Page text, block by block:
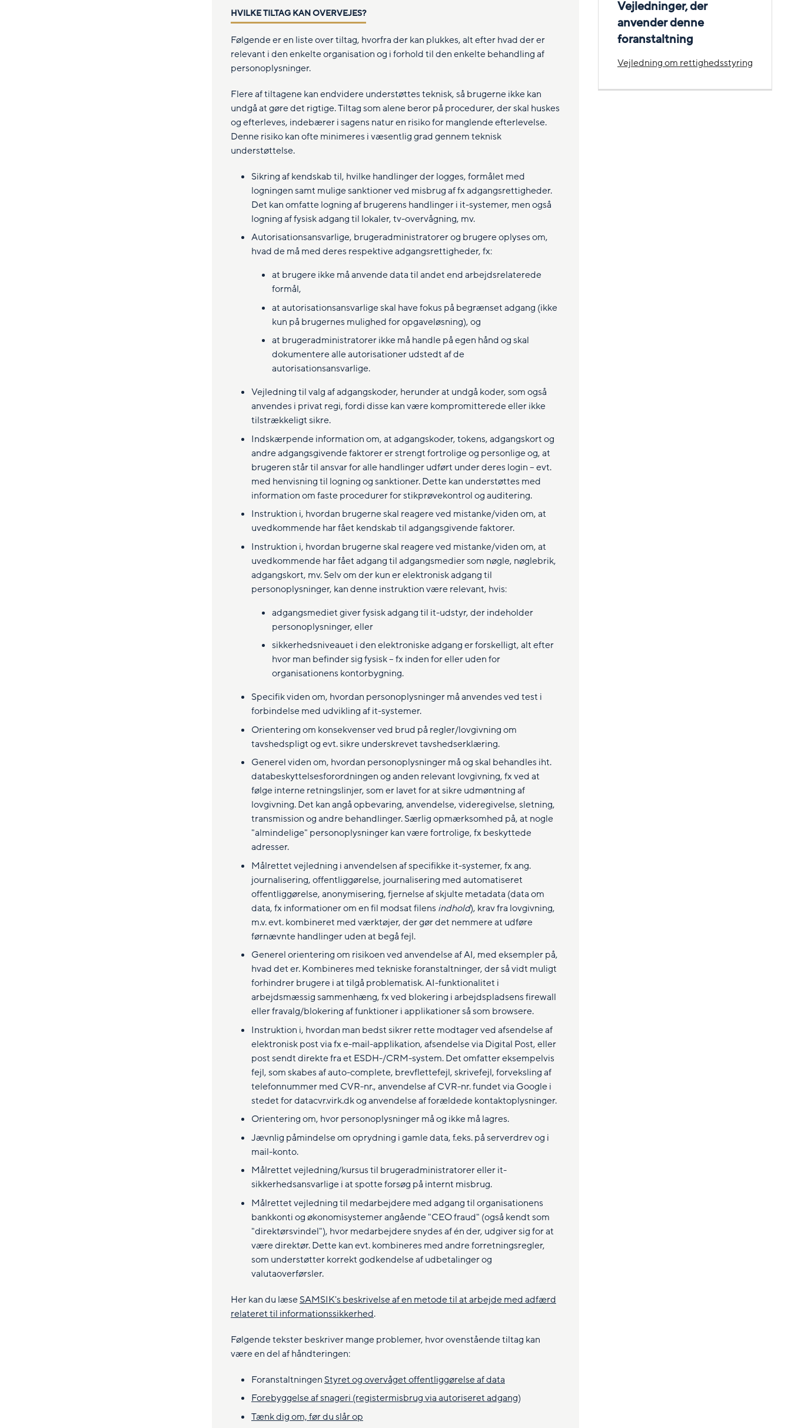
HVILKE TILTAG KAN OVERVEJES?
Følgende er en liste over tiltag, hvorfra der kan plukkes, alt efter hvad der er
relevant i den enkelte organisation og i forhold til den enkelte behandling af
personoplysninger.
Flere af tiltagene kan endvidere understøttes teknisk, så brugerne ikke kan
undgå at gøre det rigtige. Tiltag som alene beror på procedurer, der skal huskes
og efterleves, indebærer i sagens natur en risiko for manglende efterlevelse.
Denne risiko kan ofte minimeres i væsentlig grad gennem teknisk
understøttelse.
Sikring af kendskab til, hvilke handlinger der logges, formålet med
logningen samt mulige sanktioner ved misbrug af fx adgangsrettigheder.
Det kan omfatte logning af brugerens handlinger i it-systemer, men også
logning af fysisk adgang til lokaler, tv-overvågning, mv.
Autorisationsansvarlige, brugeradministratorer og brugere oplyses om,
hvad de må med deres respektive adgangsrettigheder, fx:
at brugere ikke må anvende data til andet end arbejdsrelaterede
formål,
at autorisationsansvarlige skal have fokus på begrænset adgang (ikke
kun på brugernes mulighed for opgaveløsning), og
at brugeradministratorer ikke må handle på egen hånd og skal
dokumentere alle autorisationer udstedt af de
autorisationsansvarlige.
Vejledning til valg af adgangskoder, herunder at undgå koder, som også
anvendes i privat regi, fordi disse kan være kompromitterede eller ikke
tilstrækkeligt sikre.
Indskærpende information om, at adgangskoder, tokens, adgangskort og
andre adgangsgivende faktorer er strengt fortrolige og personlige og, at
brugeren står til ansvar for alle handlinger udført under deres login – evt.
med henvisning til logning og sanktioner. Dette kan understøttes med
information om faste procedurer for stikprøvekontrol og auditering.
Instruktion i, hvordan brugerne skal reagere ved mistanke/viden om, at
uvedkommende har fået kendskab til adgangsgivende faktorer.
Instruktion i, hvordan brugerne skal reagere ved mistanke/viden om, at
uvedkommende har fået adgang til adgangsmedier som nøgle, nøglebrik,
adgangskort, mv. Selv om der kun er elektronisk adgang til
personoplysninger, kan denne instruktion være relevant, hvis:
adgangsmediet giver fysisk adgang til it-udstyr, der indeholder
personoplysninger, eller
sikkerhedsniveauet i den elektroniske adgang er forskelligt, alt efter
hvor man befinder sig fysisk – fx inden for eller uden for
organisationens kontorbygning.
Specifik viden om, hvordan personoplysninger må anvendes ved test i
forbindelse med udvikling af it-systemer.
Orientering om konsekvenser ved brud på regler/lovgivning om
tavshedspligt og evt. sikre underskrevet tavshedserklæring.
Generel viden om, hvordan personoplysninger må og skal behandles iht.
databeskyttelsesforordningen og anden relevant lovgivning, fx ved at
følge interne retningslinjer, som er lavet for at sikre udmøntning af
lovgivning. Det kan angå opbevaring, anvendelse, videregivelse, sletning,
transmission og andre behandlinger. Særlig opmærksomhed på, at nogle
"almindelige" personoplysninger kan være fortrolige, fx beskyttede
adresser.
Målrettet vejledning i anvendelsen af specifikke it-systemer, fx ang.
journalisering, offentliggørelse, journalisering med automatiseret
offentliggørelse, anonymisering, fjernelse af skjulte metadata (data om
data, fx informationer om en fil modsat filensindhold), krav fra lovgivning,
m.v. evt. kombineret med værktøjer, der gør det nemmere at udføre
førnævnte handlinger uden at begå fejl.
Generel orientering om risikoen ved anvendelse af AI, med eksempler på,
hvad det er. Kombineres med tekniske foranstaltninger, der så vidt muligt
forhindrer brugere i at tilgå problematisk. AI-funktionalitet i
arbejdsmæssig sammenhæng, fx ved blokering i arbejdspladsens firewall
eller fravalg/blokering af funktioner i applikationer så som browsere.
Instruktion i, hvordan man bedst sikrer rette modtager ved afsendelse af
elektronisk post via fx e-mail-applikation, afsendelse via Digital Post, eller
post sendt direkte fra et ESDH-/CRM-system. Det omfatter eksempelvis
fejl, som skabes af auto-complete, brevflettefejl, skrivefejl, forveksling af
telefonnummer med CVR-nr., anvendelse af CVR-nr. fundet via Google i
stedet for datacvr.virk.dk og anvendelse af forældede kontaktoplysninger.
Orientering om, hvor personoplysninger må og ikke må lagres.
Jævnlig påmindelse om oprydning i gamle data, f.eks. på serverdrev og i
mail-konto.
Målrettet vejledning/kursus til brugeradministratorer eller it-
sikkerhedsansvarlige i at spotte forsøg på internt misbrug.
Målrettet vejledning til medarbejdere med adgang til organisationens
bankkonti og økonomisystemer angående "CEO fraud" (også kendt som
"direktørsvindel"), hvor medarbejdere snydes af én der, udgiver sig for at
være direktør. Dette kan evt. kombineres med andre forretningsregler,
som understøtter korrekt godkendelse af udbetalinger og
valutaoverførsler.
Her kan du læseSAMSIK's beskrivelse af en metode til at arbejde med adfærd
relateret til informationssikkerhed.
Følgende tekster beskriver mange problemer, hvor ovenstående tiltag kan
være en del af håndteringen:
Foranstaltningen Styret og overvåget offentliggørelse af data
Forebyggelse af snageri (registermisbrug via autoriseret adgang)
Tænk dig om, før du slår op
Vejledninger, der
anvender denne
foranstaltning
Vejledning om rettighedsstyring